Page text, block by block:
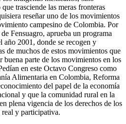
trasciende las meras fronteras
reseñar uno de los movimientos
campesino de Colombia. Por
Fensuagro, aprueba un programa
año 2001, donde se recogen y
de muchos de estos movimientos que
buena parte de los movimientos en los
en este Octavo Congreso como
Alimentaria en Colombia, Reforma
del papel de la economía
y que la comunidad rural en la
plena vigencia de los derechos de los
real y participativa.